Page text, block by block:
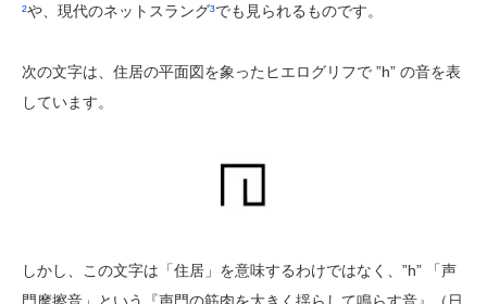
²や、現代のネットスラング³でも見られるものです。
次の文字は、住居の平面図を象ったヒエログリフで ”h” の音を表
しています。
しかし、この文字は「住居」を意味するわけではなく、”h” 「声
門摩擦音」という『声門の筋肉を大きく揺らして鳴らす音』（日